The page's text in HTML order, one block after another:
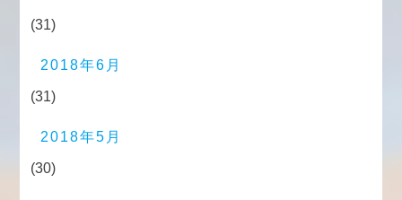
(31)
2018年6月
(31)
2018年5月
(30)